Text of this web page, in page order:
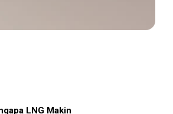
LNG Makin